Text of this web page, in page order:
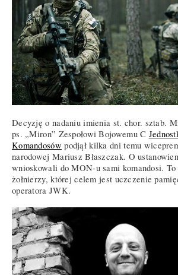
Decyzję o nadaniu imienia st. chor. sztab.
ps. „Miron” Zespołowi Bojowemu C
Komandosów podjął kilka dni temu
narodowej Mariusz Błaszczak. O
wnioskowali do MON-u sami komandosi.
żołnierzy, której celem jest uczczenie
operatora JWK.